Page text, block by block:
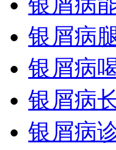
银屑病
银屑病
银屑病
银屑病